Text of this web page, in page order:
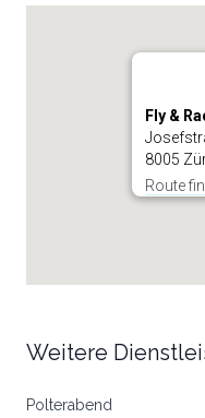
Fly &
8005
Route
Weitere
Polterabend